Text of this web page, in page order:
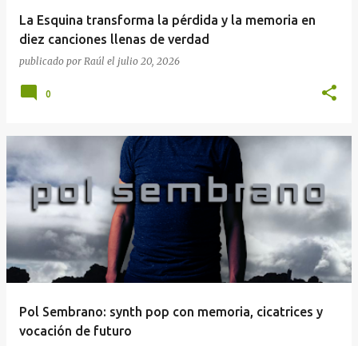
La Esquina transforma la pérdida y la memoria en
diez canciones llenas de verdad
publicado por Raúl el julio 20, 2026
0
Pol Sembrano: synth pop con memoria, cicatrices y
vocación de futuro